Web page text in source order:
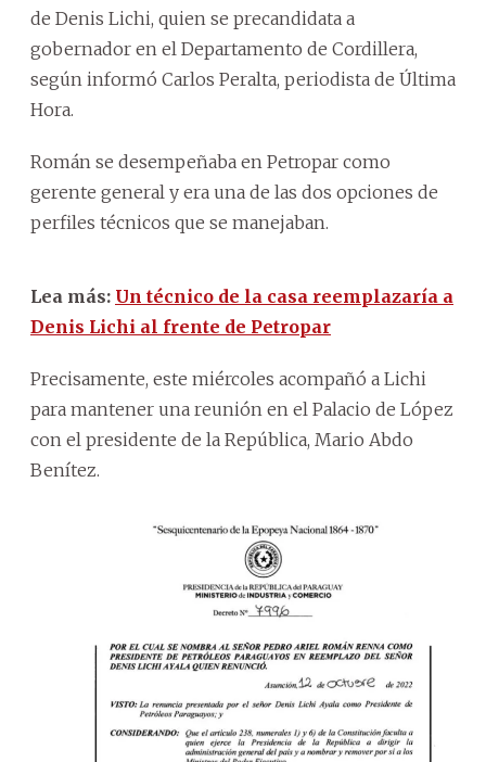
de Denis Lichi, quien se precandidata a
gobernador en el Departamento de Cordillera,
según informó Carlos Peralta, periodista de Última
Hora.
Román se desempeñaba en Petropar como
gerente general y era una de las dos opciones de
perfiles técnicos que se manejaban.
Lea más: Un técnico de la casa reemplazaría a
Denis Lichi al frente de Petropar
Precisamente, este miércoles acompañó a Lichi
para mantener una reunión en el Palacio de López
con el presidente de la República, Mario Abdo
Benítez.